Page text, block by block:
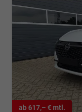
ab 617,– € mtl.